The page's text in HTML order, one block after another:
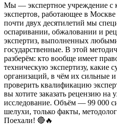
Мы — экспертное учреждение с
экспертов, работающее в
почти двух десятилетий мы
оспаривании, обжаловании и
экспертиз, выполненных
государственные. В этой
разберём: кто вообще имеет
техническую экспертизу, какие
организаций, в чём их сильные
проверить квалификацию
вы хотите заказать рецензию на
исследование. Объём — 99 000
шелухи, только факты,
Поехали! 🔴🔥